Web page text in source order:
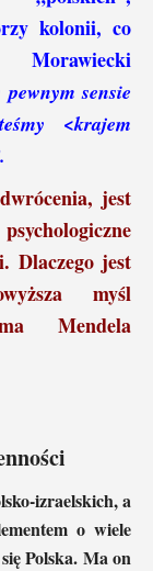
kolonii, co
Morawiecki
sensie
<krajem
jest
Dlaczego jest
myśl
Mendela
izraelskich, a
o wiele
Polska. Ma on